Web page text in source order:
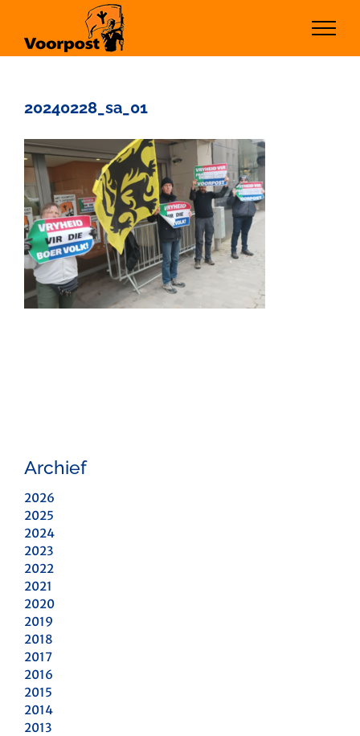
inhoud
20240228_sa_01
Archief
2026
2025
2024
2023
2022
2021
2020
2019
2018
2017
2016
2015
2014
2013